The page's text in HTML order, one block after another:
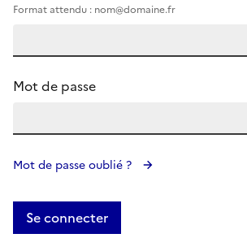
Format attendu : nom@domaine.fr
Mot de passe
Mot de passe oublié ?
Se connecter